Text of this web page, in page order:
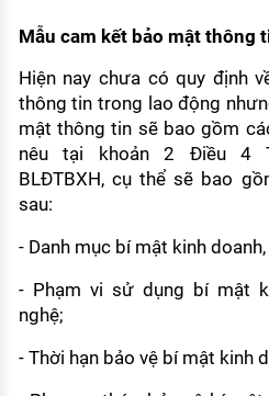
Mẫu cam kết bảo mật thông
Hiện nay chưa có quy định
thông tin trong lao động
mật thông tin sẽ bao gồm
nêu tại khoản 2 Điều 4
BLĐTBXH, cụ thể sẽ bao
sau:
- Danh mục bí mật kinh
- Phạm vi sử dụng bí mật
nghệ;
- Thời hạn bảo vệ bí mật kinh